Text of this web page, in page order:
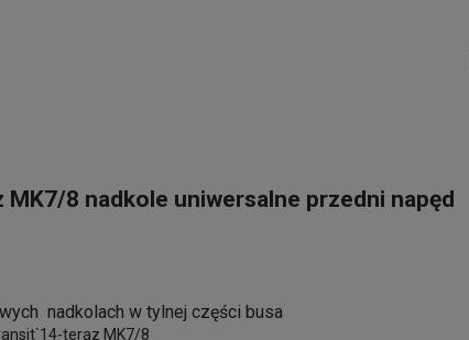
8 nadkole uniwersalne przedni napęd
nadkolach w tylnej części busa
teraz MK7/8